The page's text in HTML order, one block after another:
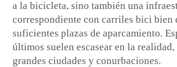
a la bicicleta, sino también una
correspondiente con carriles bici bien
suficientes plazas de aparcamiento.
últimos suelen escasear en la
grandes ciudades y conurbaciones.